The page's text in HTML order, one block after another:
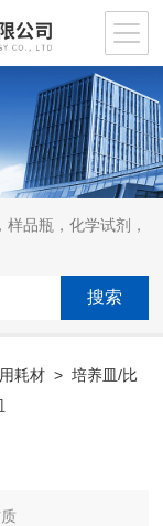
品瓶，化学试剂，
耗材 >培养皿/比